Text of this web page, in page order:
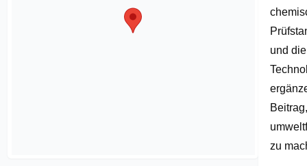
und
zu